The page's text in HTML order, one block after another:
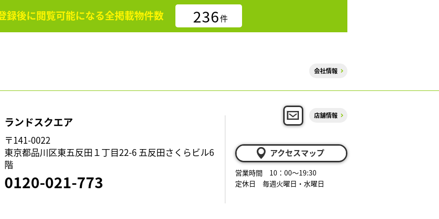
録後に閲覧可能になる全掲載物件数 236件
会社情報
ランドスクエア
〒141-0022
東京都品川区東五反田１丁目22-6 五反田さくらビル6
階
0120-021-773
店舗情報
アクセスマップ
営業時間 10：00～19:30
定休日 毎週火曜日・水曜日